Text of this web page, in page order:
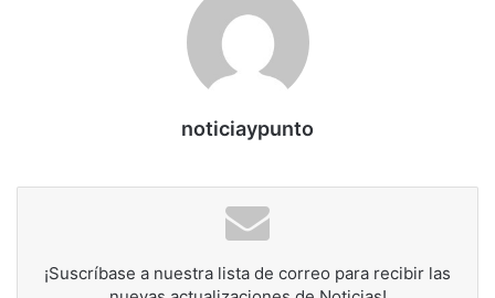
noticiaypunto
¡Suscríbase a nuestra lista de correo para recibir las